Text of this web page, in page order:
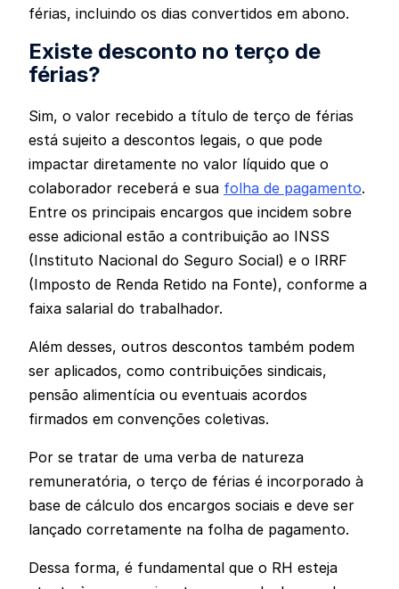
férias, incluindo os dias convertidos em abono.
Existe desconto no terço de
férias?
Sim, o valor recebido a título de terço de férias
está sujeito a descontos legais, o que pode
impactar diretamente no valor líquido que o
colaborador receberá e sua folha de pagamento.
Entre os principais encargos que incidem sobre
esse adicional estão a contribuição ao INSS
(Instituto Nacional do Seguro Social) e o IRRF
(Imposto de Renda Retido na Fonte), conforme a
faixa salarial do trabalhador.
Além desses, outros descontos também podem
ser aplicados, como contribuições sindicais,
pensão alimentícia ou eventuais acordos
firmados em convenções coletivas.
Por se tratar de uma verba de natureza
remuneratória, o terço de férias é incorporado à
base de cálculo dos encargos sociais e deve ser
lançado corretamente na folha de pagamento.
Dessa forma, é fundamental que o RH esteja